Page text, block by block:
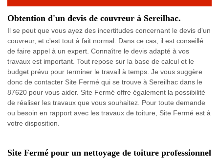
Obtention d'un devis de couvreur à Sereilhac.
Il se peut que vous ayez des incertitudes concernant le devis d'un
couvreur, et c'est tout à fait normal. Dans ce cas, il est conseillé
de faire appel à un expert. Connaître le devis adapté à vos
travaux est important. Tout repose sur la base de calcul et le
budget prévu pour terminer le travail à temps. Je vous suggère
donc de contacter Site Fermé qui se trouve à Sereilhac dans le
87620 pour vous aider. Site Fermé offre également la possibilité
de réaliser les travaux que vous souhaitez. Pour toute demande
ou besoin en rapport avec les travaux de toiture, Site Fermé est à
votre disposition.
Site Fermé pour un nettoyage de toiture professionnel